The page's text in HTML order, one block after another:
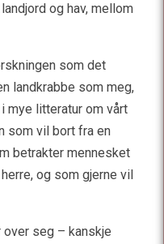
og hav, mellom
som det
landkrabbe som meg,
mye litteratur om vårt
som vil bort fra en
betrakter mennesket
og som gjerne vil
seg – kanskje